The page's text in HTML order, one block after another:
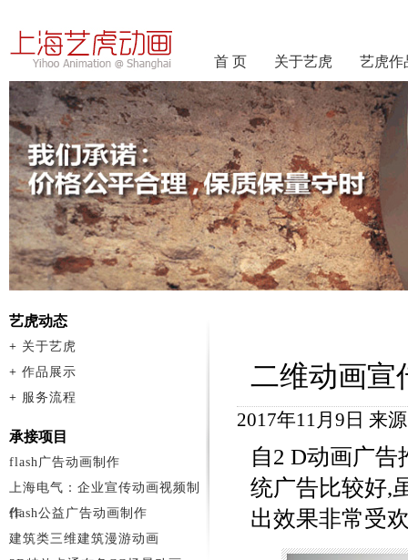
首 页 关于艺虎 艺虎作
二维动画宣
2017年11月9日 来
自2 D动画广
统广告比较好,
出效果非常受
艺虎动态
+ 关于艺虎
+ 作品展示
+ 服务流程
承接项目
flash广告动画制作
上海电气：企业宣传动画视频制
作
flash公益广告动画制作
建筑类三维建筑漫游动画